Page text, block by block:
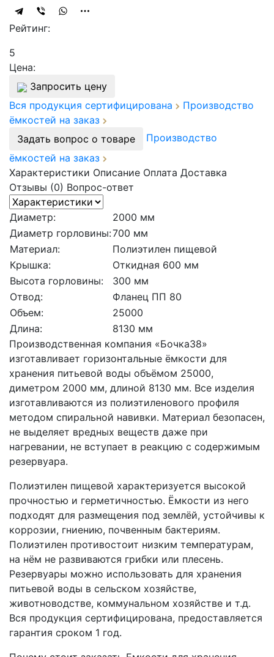
Рейтинг:
5
Цена:
Запросить цену
Вся продукция сертифицирована
Производство
ёмкостей на заказ
Задать вопрос о товаре
Производство
ёмкостей на заказ
Характеристики Описание Оплата Доставка
Отзывы (0) Вопрос-ответ
Диаметр:
2000 мм
Диаметр горловины:700 мм
Материал:
Полиэтилен пищевой
Крышка:
Откидная 600 мм
Высота горловины:
300 мм
Отвод:
Фланец ПП 80
Объем:
25000
Длина:
8130 мм
Производственная компания «Бочка38»
изготавливает горизонтальные ёмкости для
хранения питьевой воды объёмом 25000,
диметром 2000 мм, длиной 8130 мм. Все изделия
изготавливаются из полиэтиленового профиля
методом спиральной навивки. Материал безопасен,
не выделяет вредных веществ даже при
нагревании, не вступает в реакцию с содержимым
резервуара.
Полиэтилен пищевой характеризуется высокой
прочностью и герметичностью. Ёмкости из него
подходят для размещения под землёй, устойчивы к
коррозии, гниению, почвенным бактериям.
Полиэтилен противостоит низким температурам,
на нём не развиваются грибки или плесень.
Резервуары можно использовать для хранения
питьевой воды в сельском хозяйстве,
животноводстве, коммунальном хозяйстве и т.д.
Вся продукция сертифицирована, предоставляется
гарантия сроком 1 год.